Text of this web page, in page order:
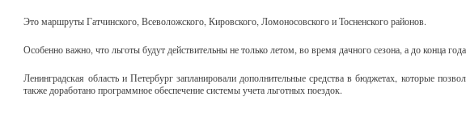
Это маршруты Гатчинского, Всеволожского, Кировского, Ломоносовского и Тосненского районов.
Особенно важно, что льготы будут действительны не только летом, во время дачного сезона, а до конца
Ленинградская область и Петербург запланировали дополнительные средства в бюджетах, которые
также доработано программное обеспечение системы учета льготных поездок.